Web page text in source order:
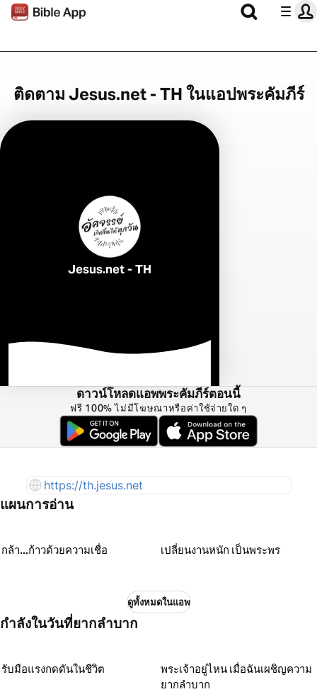
ติดตาม Jesus.net - TH ในแอปพระคัมภีร์
Jesus.net - TH
ดาวน์โหลดแอพพระคัมภีร์ตอนนี้
ฟรี 100% ไม่มีโฆษณาหรือค่าใช้จ่ายใด ๆ
https://th.jesus.net
แผนการอ่าน
กล้า...ก้าวด้วยความเชื่อ เปลี่ยนงานหนัก เป็นพระพร
ดูทั้งหมดในแอพ
กำลังในวันที่ยากลำบาก
รับมือแรงกดดันในชีวิต
พระเจ้าอยู่ไหน เมื่อฉันเผชิญความ
ยากลำบาก